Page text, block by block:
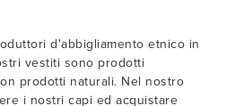
d'abbigliamento etnico in
vestiti sono prodotti
prodotti naturali. Nel nostro
i nostri capi ed acquistare